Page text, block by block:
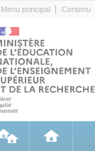
Menu principal Contenu